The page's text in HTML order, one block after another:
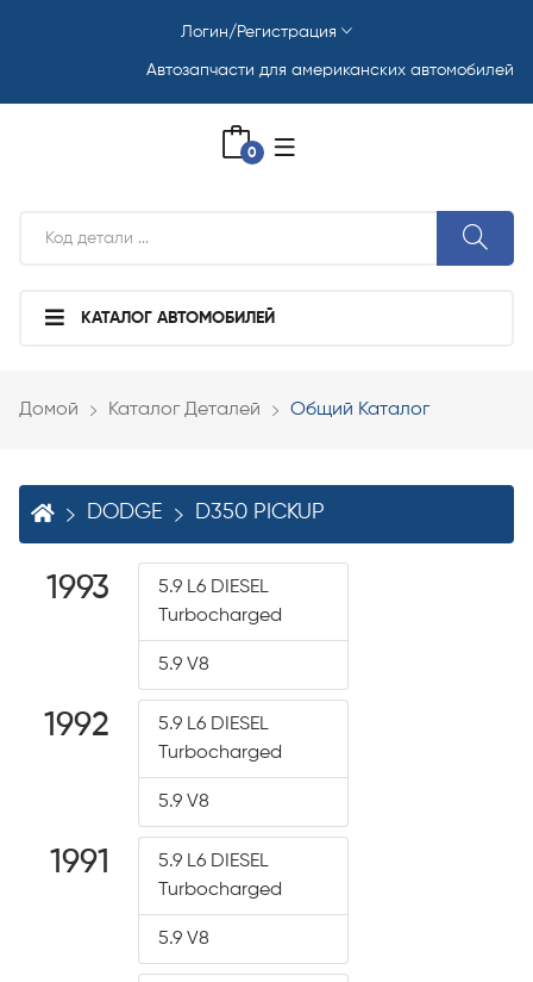
Автозапчасти для американских автомобилей
Логин/Регистрация
0
КАТАЛОГ АВТОМОБИЛЕЙ
Домой Каталог Деталей Общий Каталог
DODGE D350 PICKUP
1993
5.9 L6 DIESEL
Turbocharged
5.9 V8
1992
5.9 L6 DIESEL
Turbocharged
5.9 V8
1991
5.9 L6 DIESEL
Turbocharged
5.9 V8